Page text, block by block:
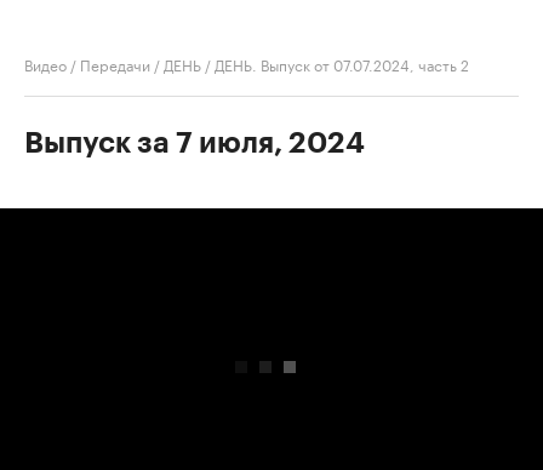
Видео / Передачи / ДЕНЬ / ДЕНЬ. Выпуск от 07.07.2024, часть 2
Выпуск за 7 июля, 2024